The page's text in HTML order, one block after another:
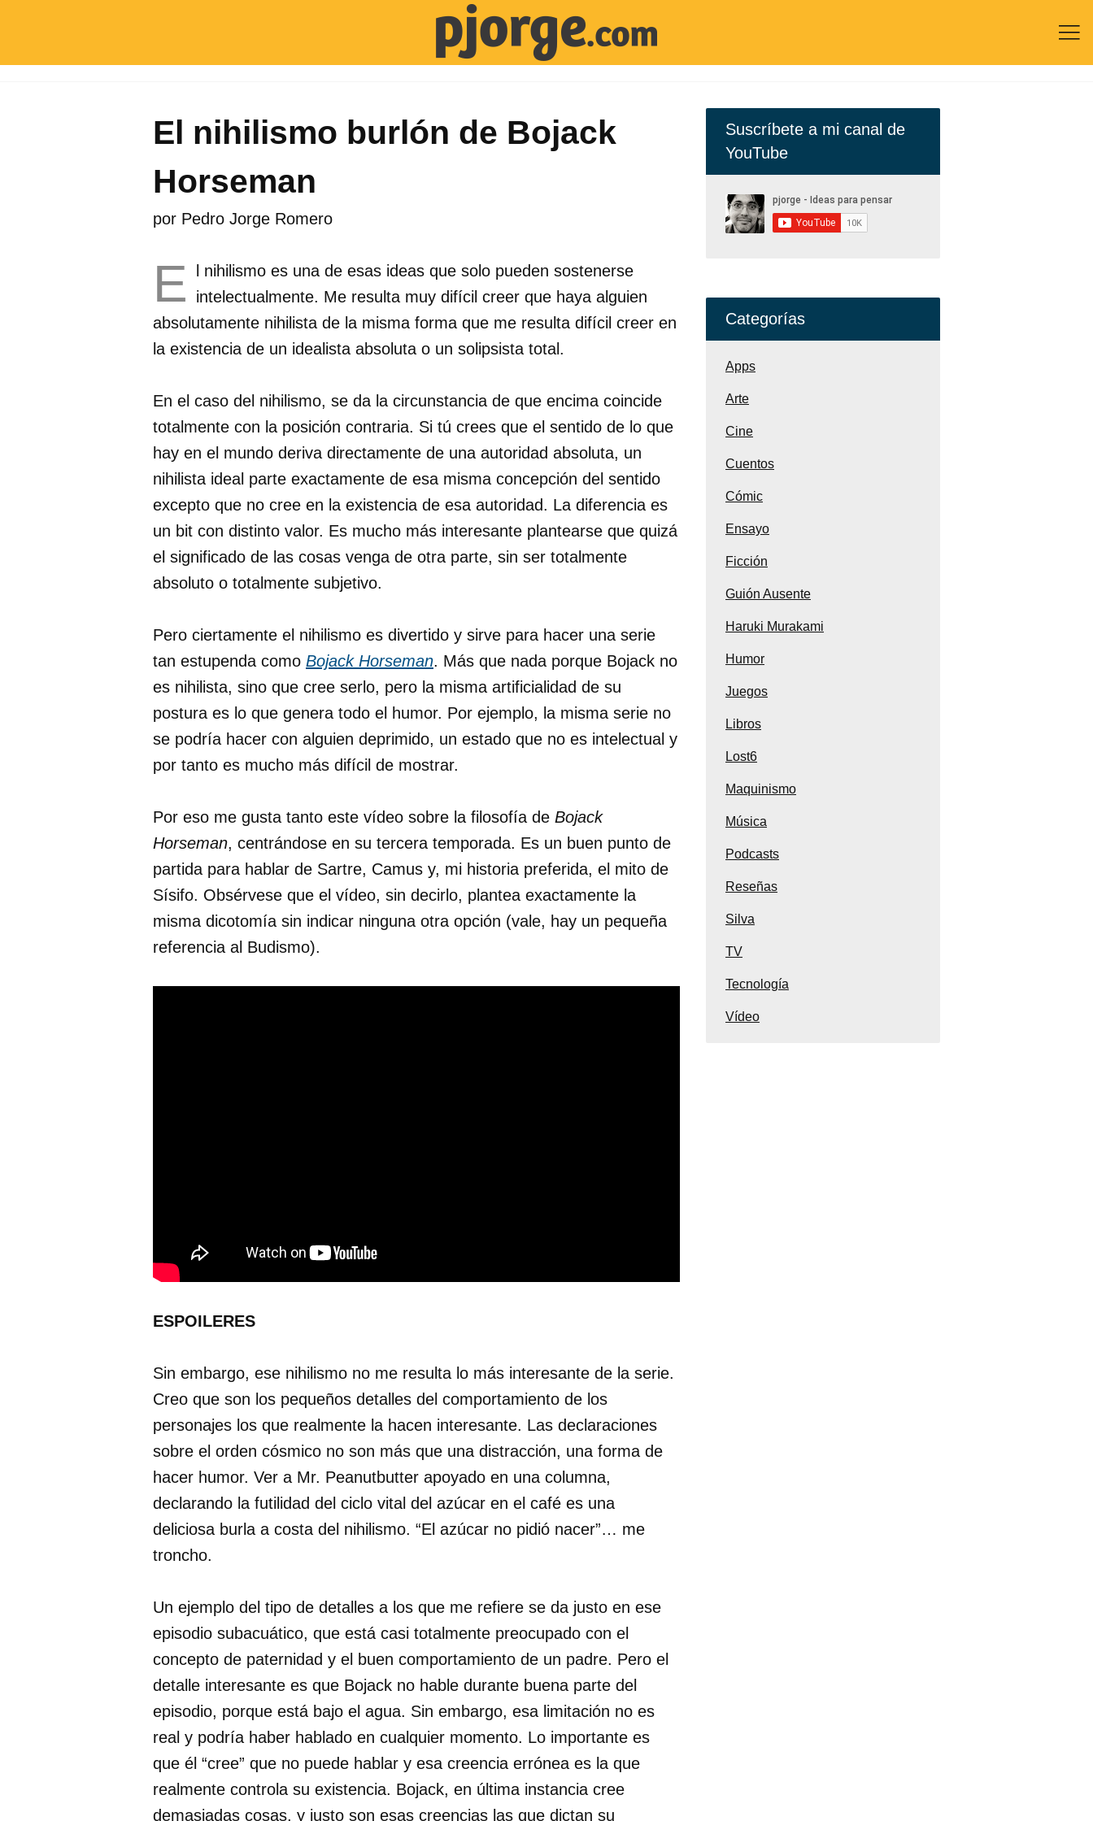

El nihilismo burlón de Bojack
Horseman
por Pedro Jorge Romero
E
l nihilismo es una de esas ideas que solo pueden sostenerse
intelectualmente. Me resulta muy difícil creer que haya alguien
absolutamente nihilista de la misma forma que me resulta difícil creer en
la existencia de un idealista absoluta o un solipsista total.
En el caso del nihilismo, se da la circunstancia de que encima coincide
totalmente con la posición contraria. Si tú crees que el sentido de lo que
hay en el mundo deriva directamente de una autoridad absoluta, un
nihilista ideal parte exactamente de esa misma concepción del sentido
excepto que no cree en la existencia de esa autoridad. La diferencia es
un bit con distinto valor. Es mucho más interesante plantearse que quizá
el significado de las cosas venga de otra parte, sin ser totalmente
absoluto o totalmente subjetivo.
Pero ciertamente el nihilismo es divertido y sirve para hacer una serie
tan estupenda como Bojack Horseman. Más que nada porque Bojack no
es nihilista, sino que cree serlo, pero la misma artificialidad de su
postura es lo que genera todo el humor. Por ejemplo, la misma serie no
se podría hacer con alguien deprimido, un estado que no es intelectual y
por tanto es mucho más difícil de mostrar.
Por eso me gusta tanto este vídeo sobre la filosofía de Bojack
Horseman, centrándose en su tercera temporada. Es un buen punto de
partida para hablar de Sartre, Camus y, mi historia preferida, el mito de
Sísifo. Obsérvese que el vídeo, sin decirlo, plantea exactamente la
misma dicotomía sin indicar ninguna otra opción (vale, hay un pequeña
referencia al Budismo).
ESPOILERES
Sin embargo, ese nihilismo no me resulta lo más interesante de la serie.
Creo que son los pequeños detalles del comportamiento de los
personajes los que realmente la hacen interesante. Las declaraciones
sobre el orden cósmico no son más que una distracción, una forma de
hacer humor. Ver a Mr. Peanutbutter apoyado en una columna,
declarando la futilidad del ciclo vital del azúcar en el café es una
deliciosa burla a costa del nihilismo. “El azúcar no pidió nacer”… me
troncho.
Un ejemplo del tipo de detalles a los que me refiere se da justo en ese
episodio subacuático, que está casi totalmente preocupado con el
concepto de paternidad y el buen comportamiento de un padre. Pero el
detalle interesante es que Bojack no hable durante buena parte del
episodio, porque está bajo el agua. Sin embargo, esa limitación no es
real y podría haber hablado en cualquier momento. Lo importante es
que él “cree” que no puede hablar y esa creencia errónea es la que
realmente controla su existencia. Bojack, en última instancia cree
demasiadas cosas, y justo son esas creencias las que dictan su
Suscríbete a mi canal de
YouTube
Categorías
Apps
Arte
Cine
Cuentos
Cómic
Ensayo
Ficción
Guión Ausente
Haruki Murakami
Humor
Juegos
Libros
Lost6
Maquinismo
Música
Podcasts
Reseñas
Silva
TV
Tecnología
Vídeo